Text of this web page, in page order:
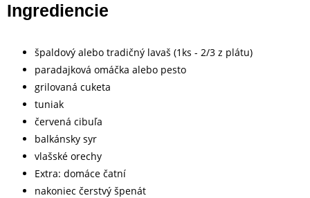
Ingrediencie
špaldový alebo tradičný lavaš (1ks - 2/3 z plátu)
paradajková omáčka alebo pesto
grilovaná cuketa
tuniak
červená cibuľa
balkánsky syr
vlašské orechy
Extra: domáce čatní
nakoniec čerstvý špenát